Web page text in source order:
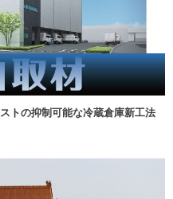
トの抑制可能な冷蔵倉庫新工法